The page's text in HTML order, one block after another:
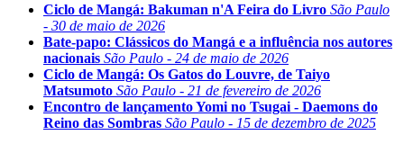
Ciclo de Mangá: Bakuman n'A Feira do Livro São Paulo
- 30 de maio de 2026
Bate-papo: Clássicos do Mangá e a influência nos autores
nacionais São Paulo - 24 de maio de 2026
Ciclo de Mangá: Os Gatos do Louvre, de Taiyo
Matsumoto São Paulo - 21 de fevereiro de 2026
Encontro de lançamento Yomi no Tsugai - Daemons do
Reino das Sombras São Paulo - 15 de dezembro de 2025